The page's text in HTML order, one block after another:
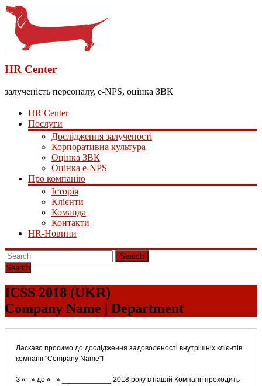
HR Center
залученість персоналу, e-NPS, оцінка ЗВК
HR Center
Послуги
Дослідження залученості
Корпоративна культура
Оцінка ЗВК
Оцінка e-NPS
Про компанію
Історія
Клієнти
Команда
Контакти
HR-Новини
Search
ICSS 2018 (UKR)
Company Name | Department